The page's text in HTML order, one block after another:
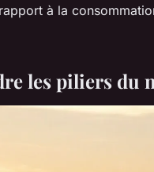
à la
les piliers du